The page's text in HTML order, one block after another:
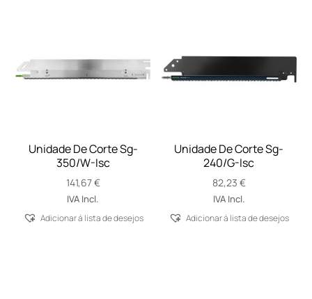
Unidade De Corte Sg-
350/W-Isc
141,67€
IVA Incl.
Adicionar á lista de desejos
Unidade De Corte Sg-
240/G-Isc
82,23 €
IVA Incl.
Adicionar á lista de desejos